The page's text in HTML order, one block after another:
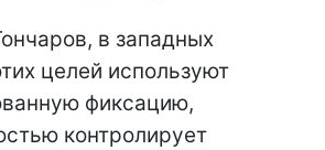
в западных
целей используют
фиксацию,
контролирует